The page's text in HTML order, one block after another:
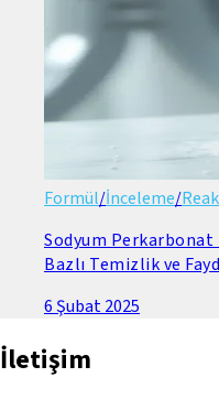
Formül/İnceleme/
Sodyum Perkarbonat
Bazlı Temizlik ve
6 Şubat 2025
İletişim